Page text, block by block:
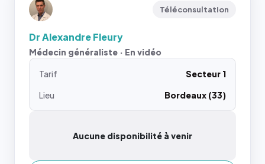
Téléconsultation
Dr Alexandre Fleury
Médecin généraliste · En vidéo
Tarif
Secteur 1
Lieu
Bordeaux (33)
Aucune disponibilité à venir